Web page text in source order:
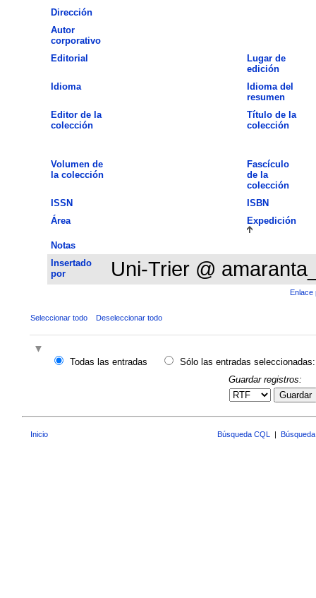
Dirección
Autor
corporativo
Editorial
Lugar de
edición
Idioma
Idioma del
resumen
Editor de la
colección
Título de la
colección
Volumen de
la colección
Fascículo
de la
colección
ISSN
ISBN
Área
Expedición
Notas
Insertado
por
Uni-Trier @
Enlace
Seleccionar todo Deseleccionar todo
Todas las entradas
Sólo las entradas seleccionadas:
Guardar registros:
Guardar
Inicio Búsqueda CQL